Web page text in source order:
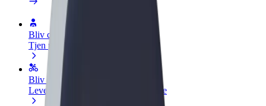
Bliv chauffør
Tjen penge på dine vilkår
Bliv leveringsperson
Lever mad og få udbetaling hver uge